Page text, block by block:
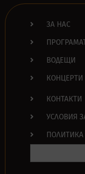
ЗА НАС
ВОДЕЩИ
КОНЦЕРТИ
КОНТАКТИ
УСЛОВИЯ
ПОЛИТИКА
Search